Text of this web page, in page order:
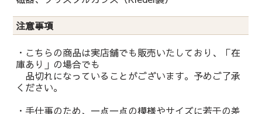
注意事項
・こちらの商品は実店舗でも販売いたしており、「在
庫あり」の場合でも
品切れになっていることがございます。予めご了承
ください。
・手仕事のため、一点一点の模様やサイズに若干の差